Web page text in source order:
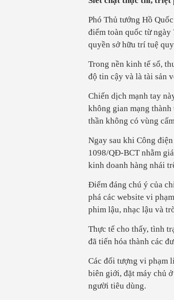
Phó Thủ tướng Hồ
điểm toàn quốc từ
quyền sở hữu trí tuệ
Trong nền kinh tế số,
độ tin cậy và là tài sản
Chiến dịch mạnh tay
không gian mạng
thần không có vùng
Ngay sau khi Công
1098/QĐ-BCT nhằm
kinh doanh hàng nhái
Điểm đáng chú ý của
phá các website vi
phim lậu, nhạc lậu và
Thực tế cho thấy, tình
đã tiến hóa thành các
Các đối tượng vi phạm
biên giới, đặt máy chủ
người tiêu dùng.